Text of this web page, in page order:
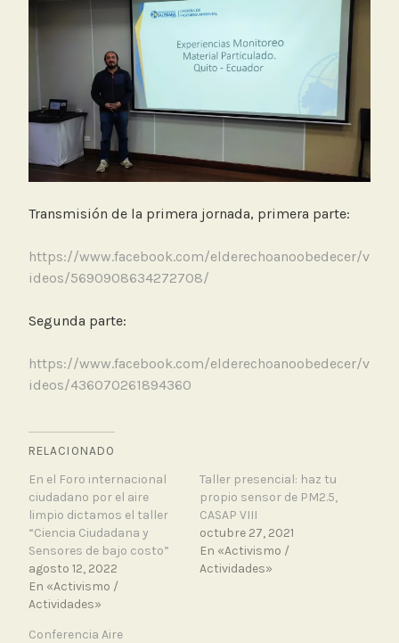
Transmisión de la primera jornada, primera parte:
https://www.facebook.com/elderechoanoobedecer/v
ideos/5690908634272708/
Segunda parte:
https://www.facebook.com/elderechoanoobedecer/v
ideos/436070261894360
RELACIONADO
En el Foro internacional
ciudadano por el aire
limpio dictamos el taller
“Ciencia Ciudadana y
Sensores de bajo costo”
agosto 12, 2022
En «Activismo /
Actividades»
Taller presencial: haz tu
propio sensor de PM2.5,
CASAP VIII
octubre 27, 2021
En «Activismo /
Actividades»
Conferencia Aire